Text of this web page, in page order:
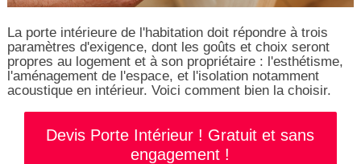
La porte intérieure de l'habitation doit répondre à trois
paramètres d'exigence, dont les goûts et choix seront
propres au logement et à son propriétaire : l'esthétisme,
l'aménagement de l'espace, et l'isolation notamment
acoustique en intérieur. Voici comment bien la choisir.
Devis Porte Intérieur ! Gratuit et sans
engagement !